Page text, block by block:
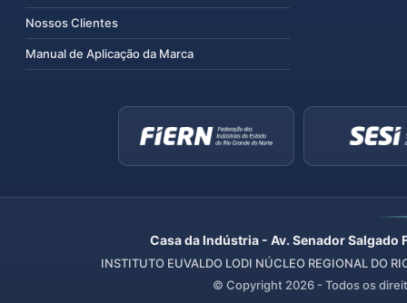
Nossos Clientes
Manual de Aplicação da Marca
Casa da Indústria - Av. Senador
INSTITUTO EUVALDO LODI NÚCLEO REGIONAL DO
© Copyright 2026 - Todos os